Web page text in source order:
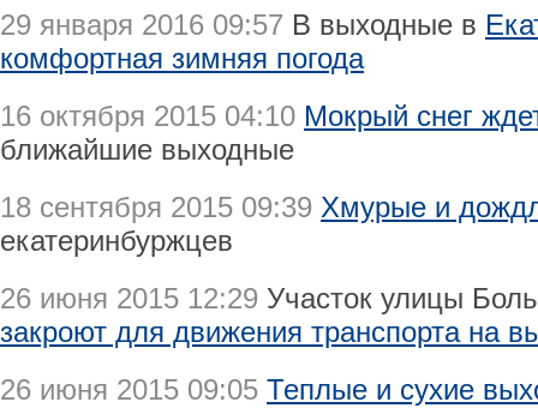
29 января 2016 09:57 В выходные в
комфортная зимняя погода
16 октября 2015 04:10 Мокрый снег
ближайшие выходные
18 сентября 2015 09:39 Хмурые и
екатеринбуржцев
26 июня 2015 12:29 Участок улицы
закроют для движения транспорта на
26 июня 2015 09:05 Теплые и сухие